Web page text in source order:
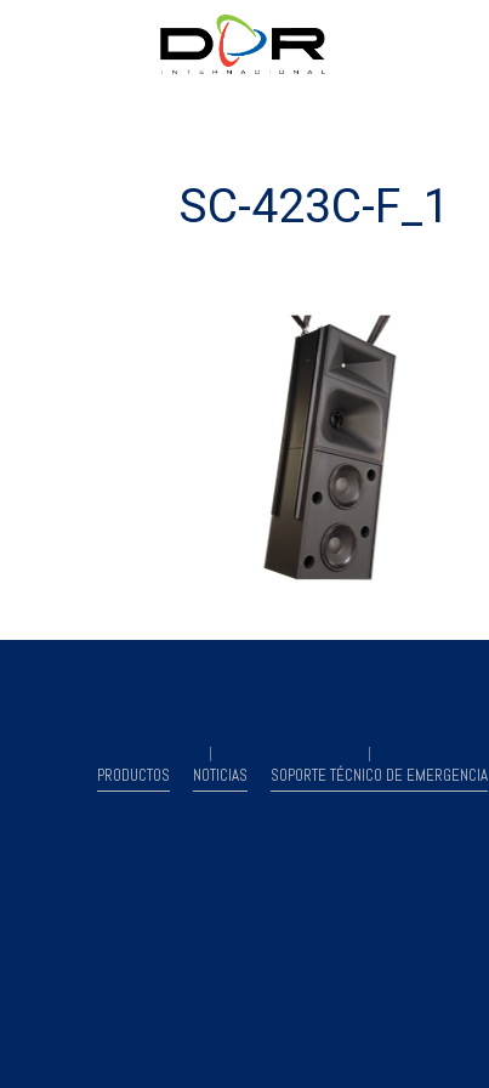
SC-423C-F_1
PRODUCTOS NOTICIAS SOPORTE TÉCNICO DE EMERGENCIA